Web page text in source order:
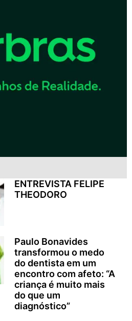
ENTREVISTA FELIPE
THEODORO
Paulo Bonavides
transformou o medo
do dentista em um
encontro com afeto: “A
criança é muito mais
do que um
diagnóstico”